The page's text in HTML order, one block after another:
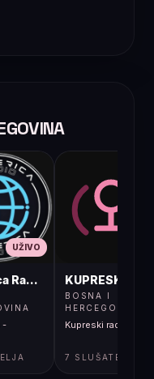
UŽIVO
Radio S1
-
BOSNA I
HERCEGOVINA
Kupreski radio
7 SLUŠATELJA